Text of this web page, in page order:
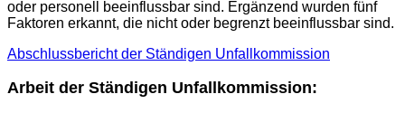
oder personell beeinflussbar sind. Ergänzend wurden fünf
Faktoren erkannt, die nicht oder begrenzt beeinflussbar sind.
Abschlussbericht der Ständigen Unfallkommission
Arbeit der Ständigen Unfallkommission: